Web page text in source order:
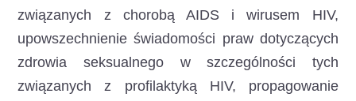
związanych z chorobą AIDS i wirusem HIV,
upowszechnienie świadomości praw dotyczących
zdrowia seksualnego w szczególności tych
związanych z profilaktyką HIV, propagowanie